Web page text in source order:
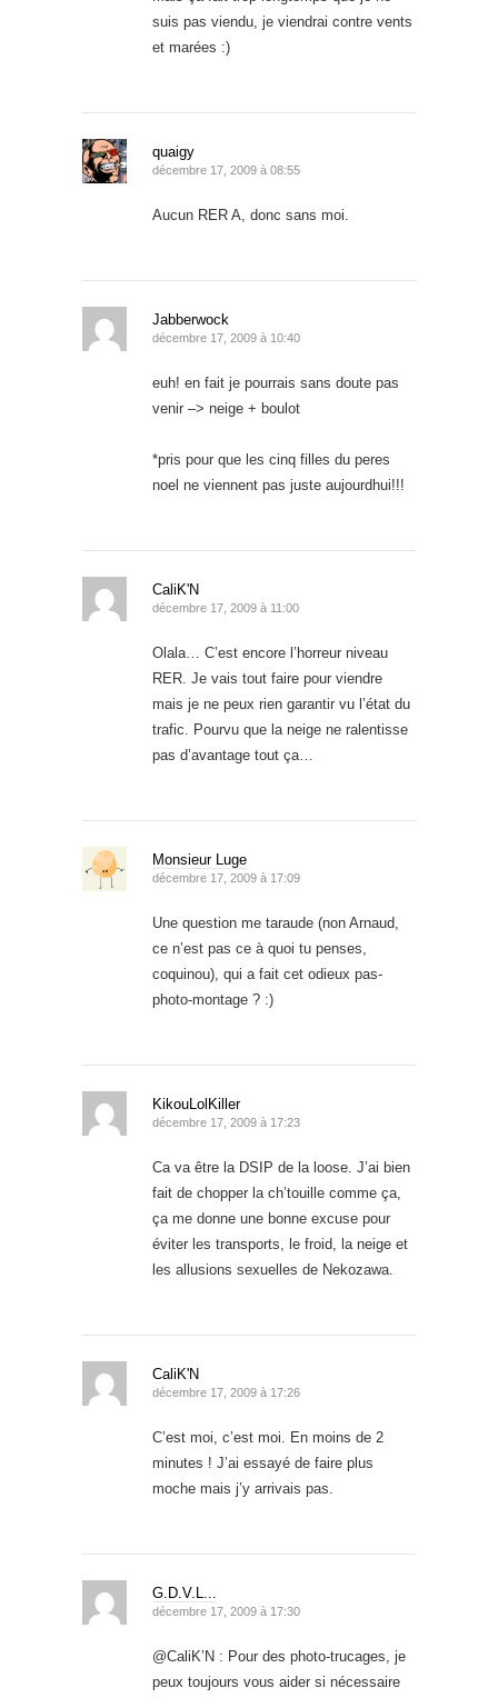
suis pas viendu, je viendrai contre vents
et marées :)
quaigy
décembre 17, 2009 à 08:55
Aucun RER A, donc sans moi.
Jabberwock
décembre 17, 2009 à 10:40
euh! en fait je pourrais sans doute pas
venir –> neige + boulot
*pris pour que les cinq filles du peres
noel ne viennent pas juste aujourdhui!!!
CaliK'N
décembre 17, 2009 à 11:00
Olala… C’est encore l’horreur niveau
RER. Je vais tout faire pour viendre
mais je ne peux rien garantir vu l’état du
trafic. Pourvu que la neige ne ralentisse
pas d’avantage tout ça…
Monsieur Luge
décembre 17, 2009 à 17:09
Une question me taraude (non Arnaud,
ce n’est pas ce à quoi tu penses,
coquinou), qui a fait cet odieux pas-
photo-montage ? :)
KikouLolKiller
décembre 17, 2009 à 17:23
Ca va être la DSIP de la loose. J’ai bien
fait de chopper la ch’touille comme ça,
ça me donne une bonne excuse pour
éviter les transports, le froid, la neige et
les allusions sexuelles de Nekozawa.
CaliK'N
décembre 17, 2009 à 17:26
C’est moi, c’est moi. En moins de 2
minutes ! J’ai essayé de faire plus
moche mais j’y arrivais pas.
G.D.V.L...
décembre 17, 2009 à 17:30
@CaliK’N : Pour des photo-trucages, je
peux toujours vous aider si nécessaire